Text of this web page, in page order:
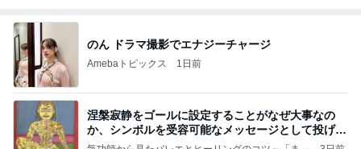
のん ドラマ撮影でエナジーチャージ
Amebaトピックス 1日前
涅槃寂静をゴールに設定することがなぜ大事なの
か、シンボルを受容可能なメッセージとして投げる
ことが